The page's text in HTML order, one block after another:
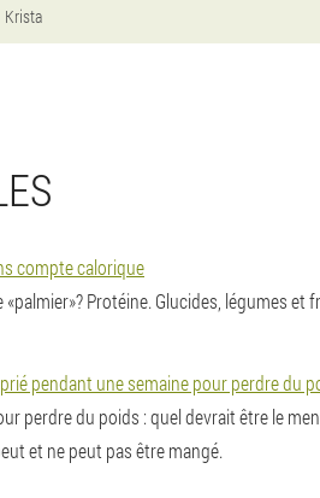
Krista
compte calorique
Protéine. Glucides, légumes et
pendant une semaine pour perdre du
perdre du poids : quel devrait être le
et ne peut pas être mangé.